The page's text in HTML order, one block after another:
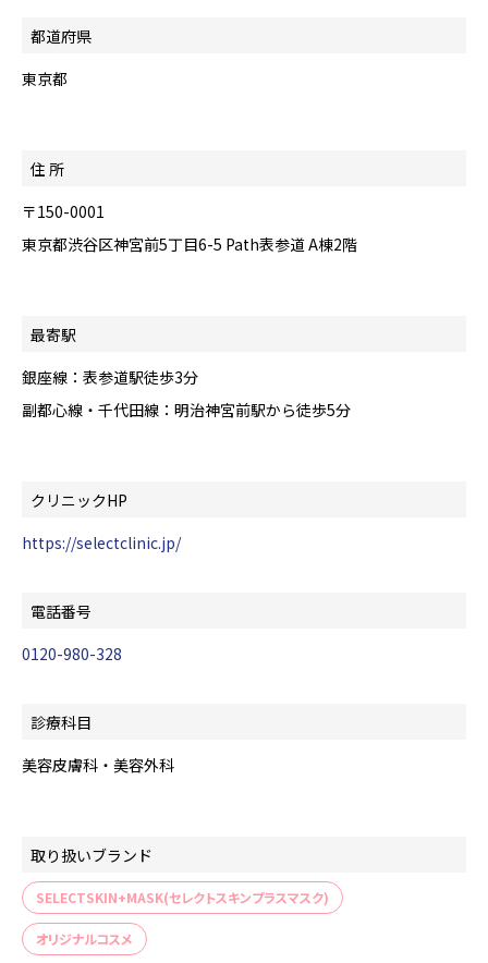
都道府県
東京都
住 所
〒150-0001
東京都渋谷区神宮前5丁目6-5 Path表参道 A棟2階
最寄駅
銀座線：表参道駅徒歩3分
副都心線・千代田線：明治神宮前駅から徒歩5分
クリニックHP
https://selectclinic.jp/
電話番号
0120-980-328
診療科目
美容皮膚科・美容外科
取り扱いブランド
SELECTSKIN+MASK(セレクトスキンプラスマスク)
オリジナルコスメ